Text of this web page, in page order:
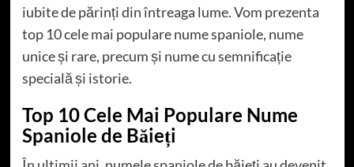
iubite de părinți din întreaga lume. Vom prezenta
top 10 cele mai populare nume spaniole, nume
unice și rare, precum și nume cu semnificație
specială și istorie.
Top 10 Cele Mai Populare Nume
Spaniole de Băieți